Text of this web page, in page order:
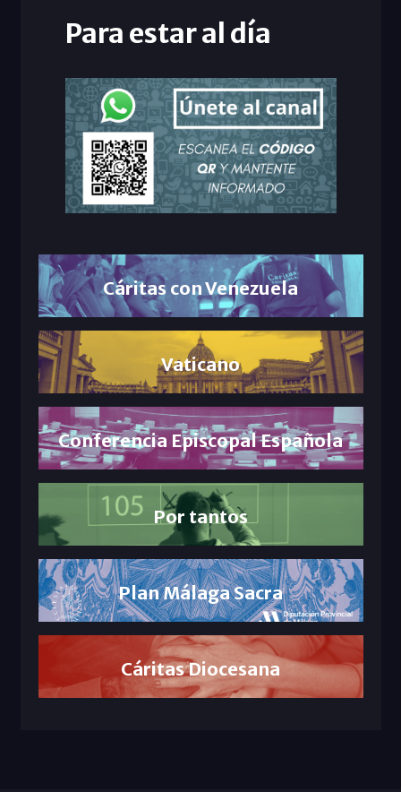
Para estar al día
Cáritas con Venezuela
Vaticano
Conferencia Episcopal Española
Por tantos
Plan Málaga Sacra
Cáritas Diocesana